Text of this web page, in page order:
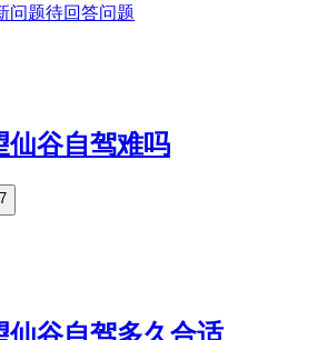
问题待回答问题
仙谷自驾难吗
仙谷自驾多久合适